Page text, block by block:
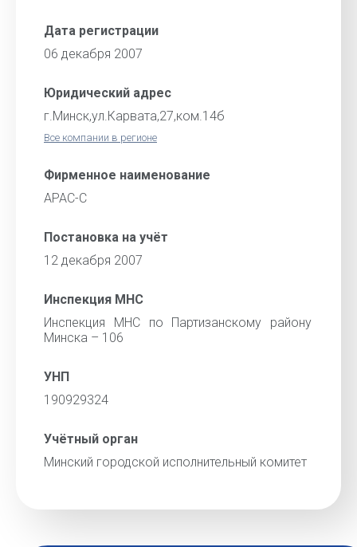
Дата регистрации
06 декабря 2007
Юридический адрес
г.Минск,ул.Карвата,27,ком.14б
Все компании в регионе
Фирменное наименование
АРАС-С
Постановка на учёт
12 декабря 2007
Инспекция МНС
Инспекция МНС по Партизанскому району
Минска – 106
УНП
190929324
Учётный орган
Минский городской исполнительный комитет